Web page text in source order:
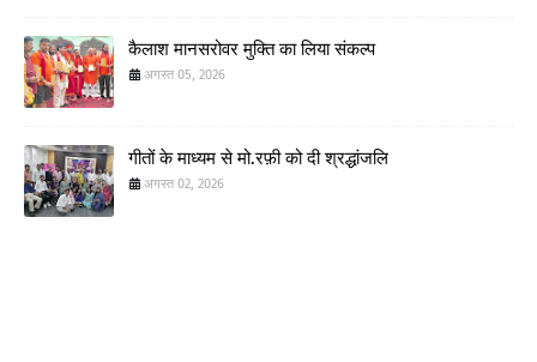
कैलाश मानसरोवर मुक्ति का लिया संकल्प
अगस्त 05, 2026
गीतों के माध्यम से मो.रफ़ी को दी श्रद्धांजलि
अगस्त 02, 2026